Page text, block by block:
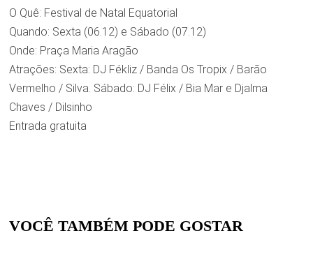
O Quê: Festival de Natal Equatorial
Quando: Sexta (06.12) e Sábado (07.12)
Onde: Praça Maria Aragão
Atrações: Sexta: DJ Fékliz / Banda Os Tropix / Barão
Vermelho / Silva. Sábado: DJ Félix / Bia Mar e Djalma
Chaves / Dilsinho
Entrada gratuita
VOCÊ TAMBÉM PODE GOSTAR